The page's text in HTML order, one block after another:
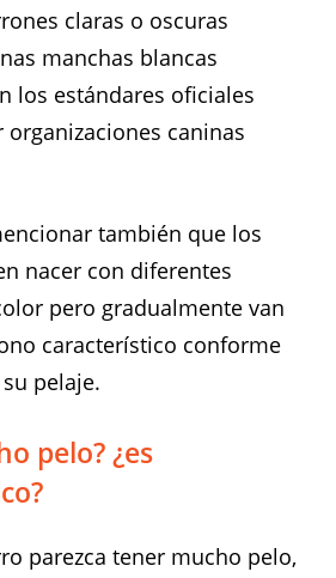
claras o oscuras
manchas blancas
los estándares oficiales
caninas
también que los
nacer con diferentes
pero gradualmente van
característico conforme
pelaje.
pelo? ¿es
parezca tener mucho pelo,